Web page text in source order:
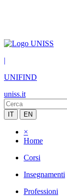
|
UNIFIND
uniss.it
IT EN
×
Home
Corsi
Insegnamenti
Professioni